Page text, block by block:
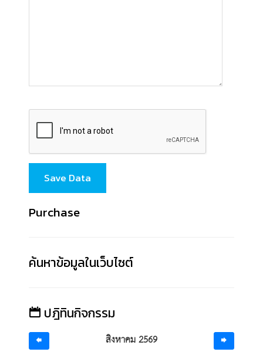
Save Data
Purchase
ค้นหาข้อมูลในเว็บไซต์
ปฎิทินกิจกรรม
สิงหาคม 2569